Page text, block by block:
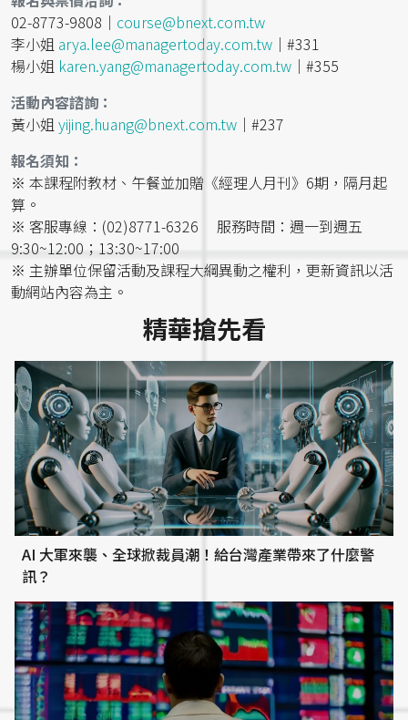
02-8773-9808｜ course@bnext.com.tw
李小姐 arya.lee@managertoday.com.tw ｜#331
楊小姐 karen.yang@managertoday.com.tw ｜#355
活動內容諮詢：
黃小姐 yijing.huang@bnext.com.tw ｜#237
報名須知：
※ 本課程附教材、午餐並加贈《經理人月刊》6期，隔月起
算。
※ 客服專線：(02)8771-6326 服務時間：週一到週五
9:30~12:00；13:30~17:00
※ 主辦單位保留活動及課程大綱異動之權利，更新資訊以活
動網站內容為主。
精華搶先看
AI 大軍來襲、全球掀裁員潮！給台灣產業帶來了什麼警
訊？